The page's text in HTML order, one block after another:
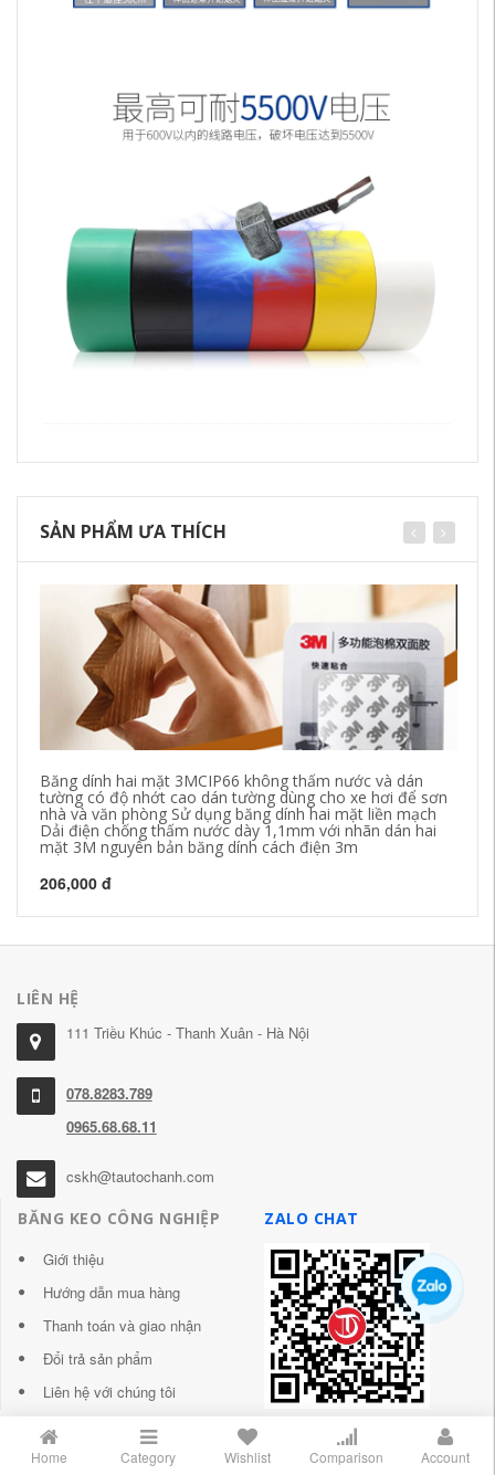
SẢN PHẨM ƯA THÍCH
Băng dính hai mặt 3MCIP66 không thấm nước và dán
tường có độ nhớt cao dán tường dùng cho xe hơi để sơn
nhà và văn phòng Sử dụng băng dính hai mặt liền mạch
Dải điện chống thấm nước dày 1,1mm với nhãn dán hai
mặt 3M nguyên bản băng dính cách điện 3m
206,000 đ
LIÊN HỆ
111 Triều Khúc - Thanh Xuân - Hà Nội
078.8283.789
0965.68.68.11
cskh@tautochanh.com
BĂNG KEO CÔNG NGHIỆP
Giới thiệu
Hướng dẫn mua hàng
Thanh toán và giao nhận
Đổi trả sản phẩm
Liên hệ với chúng tôi
ZALO CHAT
Home Category Wishlist Comparison Account